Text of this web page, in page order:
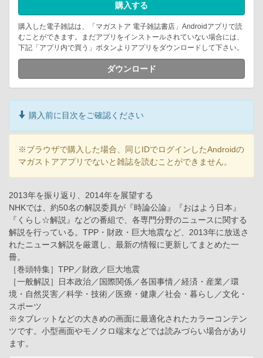
購入する
購入した電子雑誌は、「マガストア 電子雑誌書店」Androidアプリで読
むことができます。まだアプリをインストールされていない場合には、
下記「アプリ内で買う」ボタンよりアプリをダウンロードして下さい。
ダウンロード
購入前に目次をご確認ください
※ブラウザで購入した場合、同じIDでログインしたAndroidの
マガストアアプリでないと雑誌を読むことができません。
2013年を振り返り、2014年を展望する
NHKでは、約50名の解説委員が『時論公論』『おはよう日本』
『くらし☆解説』などの番組で、各専門分野のニュースに関する
解説を行っている。TPP・財政・巨大地震など、2013年に放送さ
れたニュース解説を厳選し、最新の情報に更新してまとめた一
冊。
［巻頭特集］TPP／財政／巨大地震
［一般解説］日本政治／国際関係／各国事情／経済・産業／環
境・自然災害／科学・技術／医療・健康／社会・暮らし／文化・
スポーツ
※タブレットなどの大きめの画面に最適化されたカラーコンテン
ツです。小型画面やモノクロ端末などでは読みづらい場合があり
ます。